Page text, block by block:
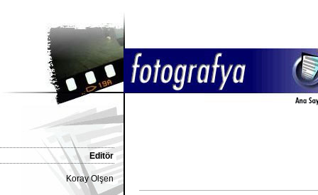
Editör
Koray Olşen